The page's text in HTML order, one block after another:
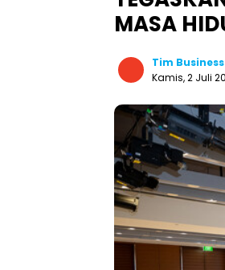
MASA
Tim
Kamis, 2 Juli